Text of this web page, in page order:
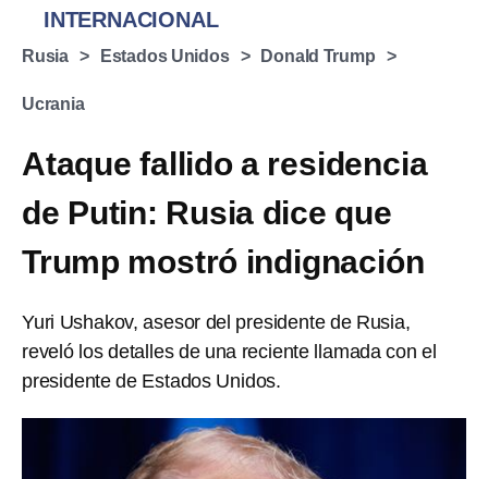
INTERNACIONAL
Rusia Estados Unidos Donald Trump
Ucrania
Ataque fallido a residencia
de Putin: Rusia dice que
Trump mostró indignación
Yuri Ushakov, asesor del presidente de Rusia,
reveló los detalles de una reciente llamada con el
presidente de Estados Unidos.